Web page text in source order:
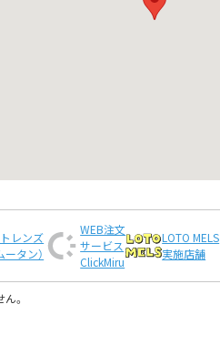
レンズ
ータン）
WEB注文
サービス
ClickMiru
LOTO MELS
実施店舗
。